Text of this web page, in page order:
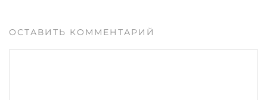
ОСТАВИТЬ КОММЕНТАРИЙ